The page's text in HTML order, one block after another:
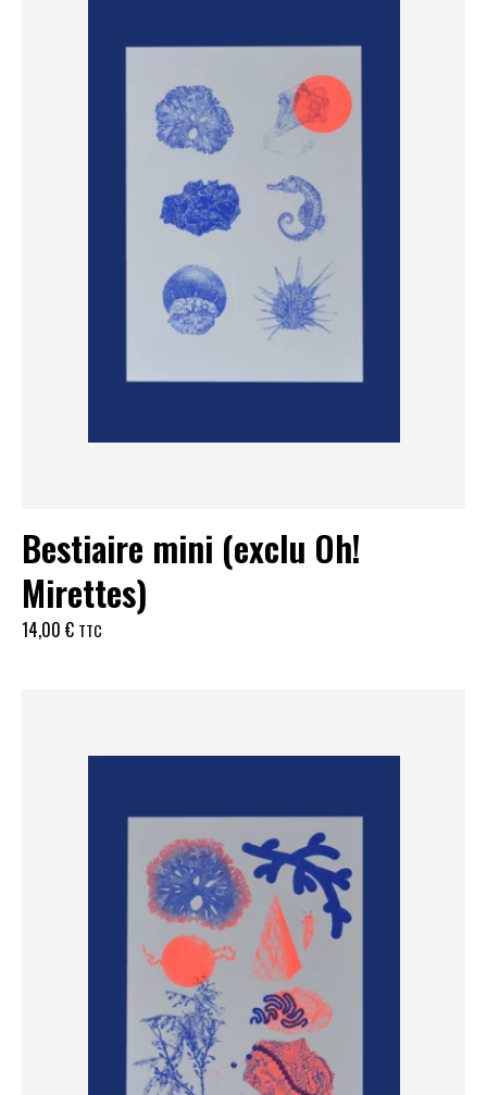
Bestiaire mini (exclu Oh!
Mirettes)
14,00 € TTC